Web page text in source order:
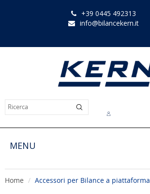
+39 0445 492313
info@bilancekern.it
MENU
Home Accessori per Bilance a piattaforma